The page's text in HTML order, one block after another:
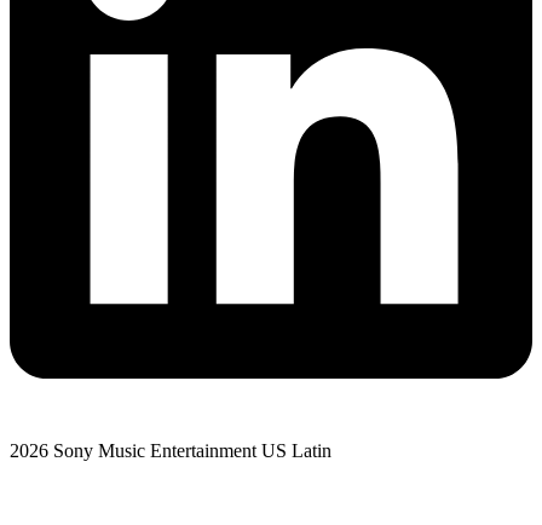
2026 Sony Music Entertainment US Latin